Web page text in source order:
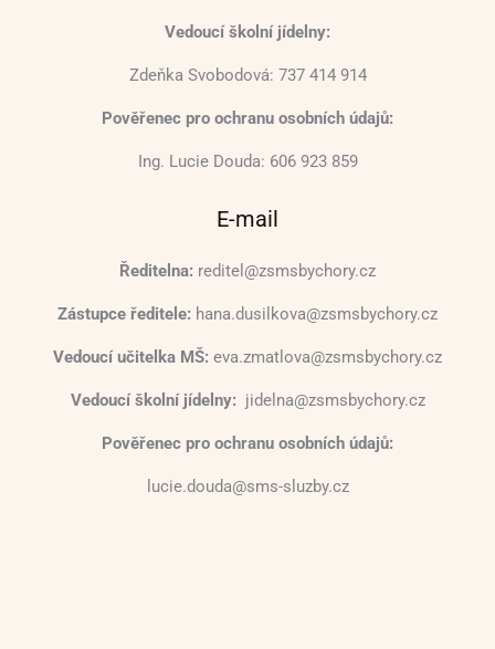
Vedoucí školní jídelny:
Zdeňka Svobodová: 737 414 914
Pověřenec pro ochranu osobních údajů:
Ing. Lucie Douda: 606 923 859
E-mail
Ředitelna: reditel@zsmsbychory.cz
Zástupce ředitele: hana.dusilkova@zsmsbychory.cz
Vedoucí učitelka MŠ: eva.zmatlova@zsmsbychory.cz
Vedoucí školní jídelny: jidelna@zsmsbychory.cz
Pověřenec pro ochranu osobních údajů:
lucie.douda@sms-sluzby.cz